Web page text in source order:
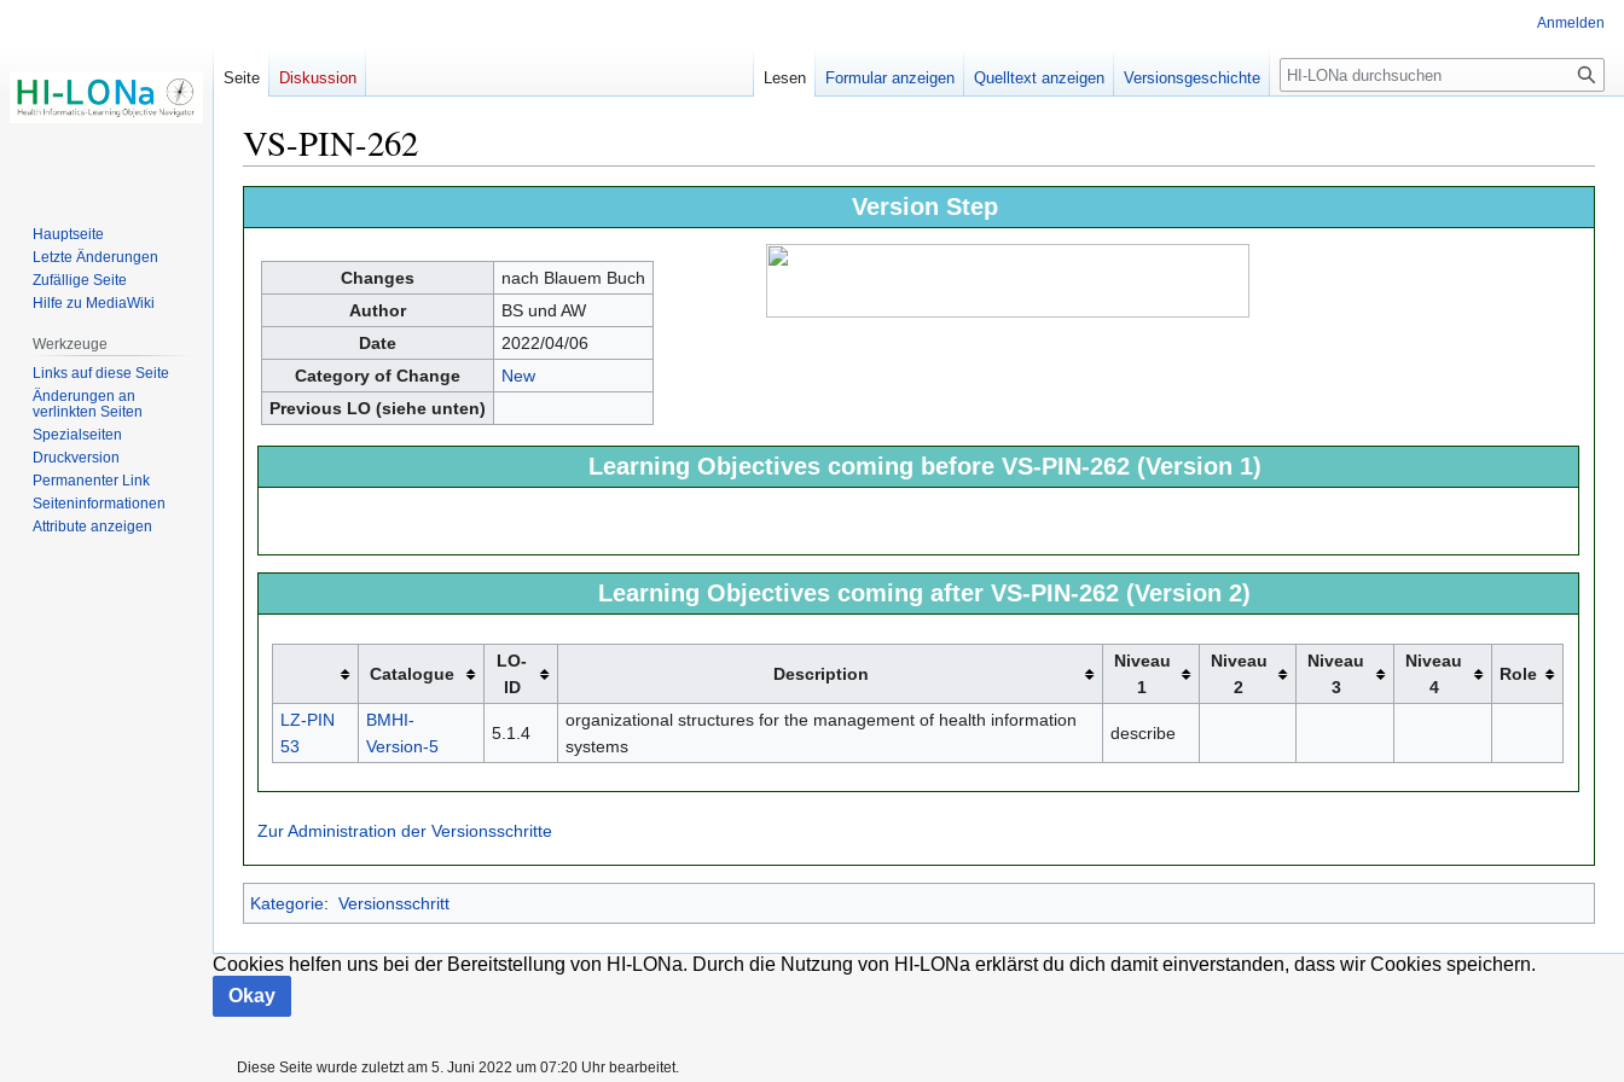
VS-PIN-262
Navigation
Suche
Version Step
Changes
nach Blauem Buch
Author
BS und AW
Date
2022/04/06
Category of Change
New
Previous LO (siehe unten)
Learning Objectives coming before VS-PIN-262 (Version 1)
Learning Objectives coming after VS-PIN-262 (Version 2)
Catalogue
LO-
ID
Description
Niveau
1
Niveau
2
Niveau
3
Niveau
4
Role
LZ-PIN
53
BMHI-
Version-5
5.1.4
organizational structures for the management of health information
systems
describe
Zur Administration der Versionsschritte
Kategorie: Versionsschritt
Cookies helfen uns bei der Bereitstellung von HI-LONa. Durch die Nutzung von HI-LONa erklärst du dich damit einverstanden, dass wir Cookies speichern.
Okay
Anmelden
Seite Diskussion Lesen Formular anzeigen Quelltext anzeigen Versionsgeschichte
Hauptseite
Letzte Änderungen
Zufällige Seite
Hilfe zu MediaWiki
Werkzeuge
Links auf diese Seite
Änderungen an
verlinkten Seiten
Spezialseiten
Druckversion
Permanenter Link
Seiten­­informationen
Attribute anzeigen
Diese Seite wurde zuletzt am 5. Juni 2022 um 07:20 Uhr bearbeitet.